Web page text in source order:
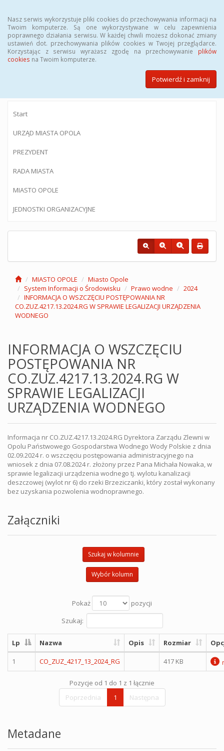
Nasz serwis wykorzystuje pliki cookies do przechowywania informacji na
Twoim komputerze. Są one wykorzystywane w celu zapewnienia
poprawnego działania serwisu. W każdej chwili możesz dokonać zmiany
ustawień dot. przechowywania plików cookies w Twojej przeglądarce.
Korzystając z serwisu wyrażasz zgodę na przechowywanie plików
cookies na Twoim komputerze.
Potwierdź i zamknij
BIULETYN INFORMACJI PUBLICZNEJ
Urzędu Miasta Opola
Start
URZĄD MIASTA OPOLA
PREZYDENT
RADA MIASTA
MIASTO OPOLE
JEDNOSTKI ORGANIZACYJNE
MIASTO OPOLE
Miasto Opole
System Informacji o Środowisku
Prawo wodne
2024
INFORMACJA O WSZCZĘCIU POSTĘPOWANIA NR
CO.ZUZ.4217.13.2024.RG W SPRAWIE LEGALIZACJI URZĄDZENIA
WODNEGO
INFORMACJA O WSZCZĘCIU
POSTĘPOWANIA NR
CO.ZUZ.4217.13.2024.RG W
SPRAWIE LEGALIZACJI
URZĄDZENIA WODNEGO
Informacja nr CO.ZUZ.4217.13.2024.RG Dyrektora Zarządu Zlewni w
Opolu Państwowego Gospodarstwa Wodnego Wody Polskie z dnia
02.09.2024 r. o wszczęciu postępowania administracyjnego na
wniosek z dnia 07.08.2024 r. złożony przez Pana Michała Nowaka, w
sprawie legalizacji urządzenia wodnego tj. wylotu kanalizacji
deszczowej (wylot nr 6) do rzeki Brzeziczanki, który został wykonany
bez uzyskania pozwolenia wodnoprawnego.
Załączniki
Szukaj w kolumnie
Wybór kolumn
Pokaż
pozycji
Szukaj:
Lp Nazwa Opis Rozmiar
1 CO_ZUZ_4217_13_2024_RG 417 KB
Pozycje od 1 do 1 z 1 łącznie
Poprzednia
1 Następna
Metadane